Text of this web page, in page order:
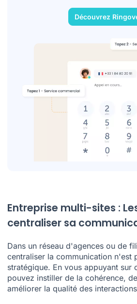
Découvrez
Entreprise multi-sites :
centraliser sa
Dans un réseau d'agences ou de
centraliser la communication n'est
stratégique. En vous appuyant sur
pouvez instiller de la cohérence,
améliorer la qualité des